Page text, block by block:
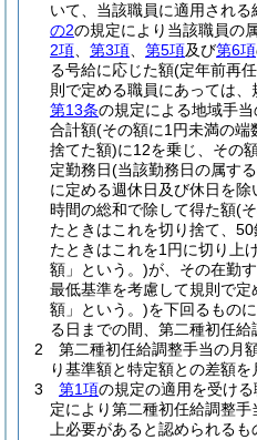
いて、当該職員に適用され
の2の規定により当該職員の
2項
第3項 第5項及び第6項
る号給に応じた額(定年前再
則で定める職員にあっては、
第13条の規定による地域手
合計額(その額に1円未満の端
捨てた額)に12を乗じ、その
定勤務日(当該勤務日の属す
に定める週休日及び休日を
時間の総和で除して得た額(
たときはこれを切り捨て、
たときはこれを1円に切り上
額」という。)が、その在勤
最低基準を考慮して規則で定
額」という。)を下回るもの
る日までの間、第二種初任給
2
第二種初任給調整手当の月
り基準額と特定額との差額を
3
第1項の規定の適用を受ける
定により第二種初任給調整
上必要があると認められる